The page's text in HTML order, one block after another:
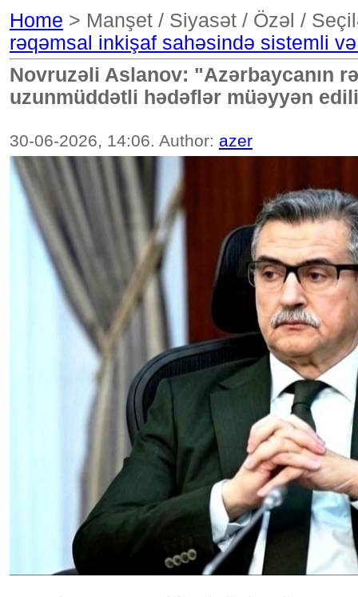
Home > Manşet / Siyasət / Özəl /
rəqəmsal inkişaf sahəsində sistemli
Novruzəli Aslanov: "Azərbaycanın
uzunmüddətli hədəflər müəyyən
30-06-2026, 14:06. Author: azer